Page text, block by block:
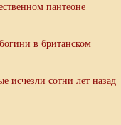
пантеоне
в британском
исчезли сотни лет назад